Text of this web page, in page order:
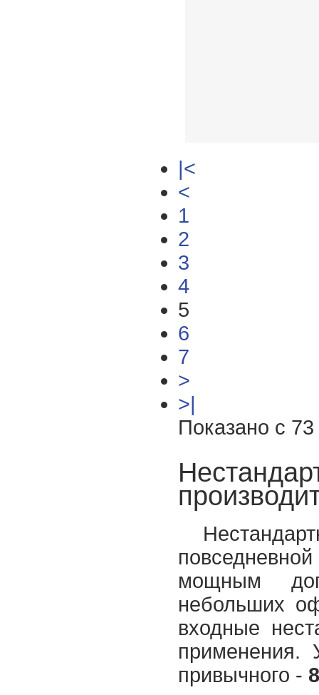
|<
<
1
2
3
4
5
6
7
>
>|
Показано с
мощным
небольших
входные
применения.
привычного -